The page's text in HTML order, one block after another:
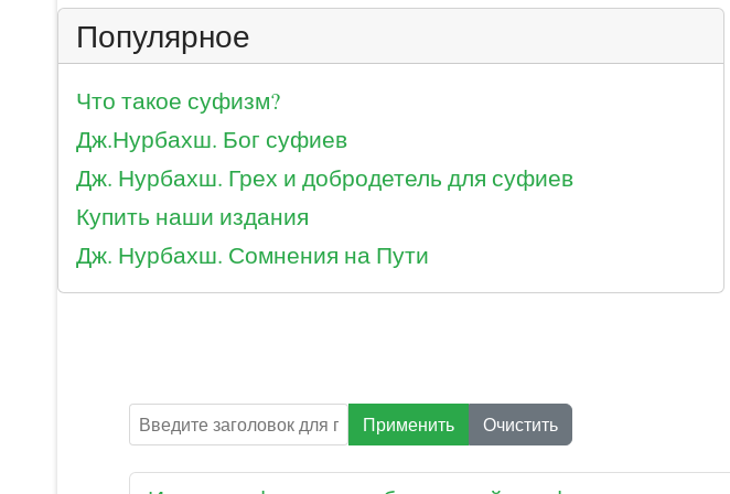
Популярное
Что такое суфизм?
Дж.Нурбахш. Бог суфиев
Дж. Нурбахш. Грех и добродетель для суфиев
Купить наши издания
Дж. Нурбахш. Сомнения на Пути
Введите заголовок для поиска...
Применить Очистить